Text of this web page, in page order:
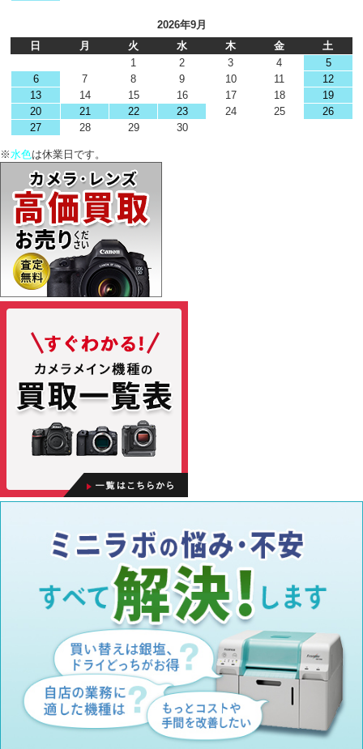
2026年9月
日
月 火 水 木 金
土
1
2 3 4
5
6
7 8 9 10 11
12
13
14 15 16 17 18
19
20
21 22 23 24 25
26
27
28 29 30
※水色は休業日です。